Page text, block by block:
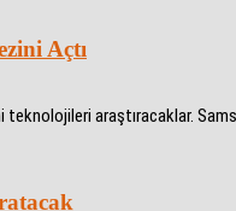
Açtı
araştıracaklar.